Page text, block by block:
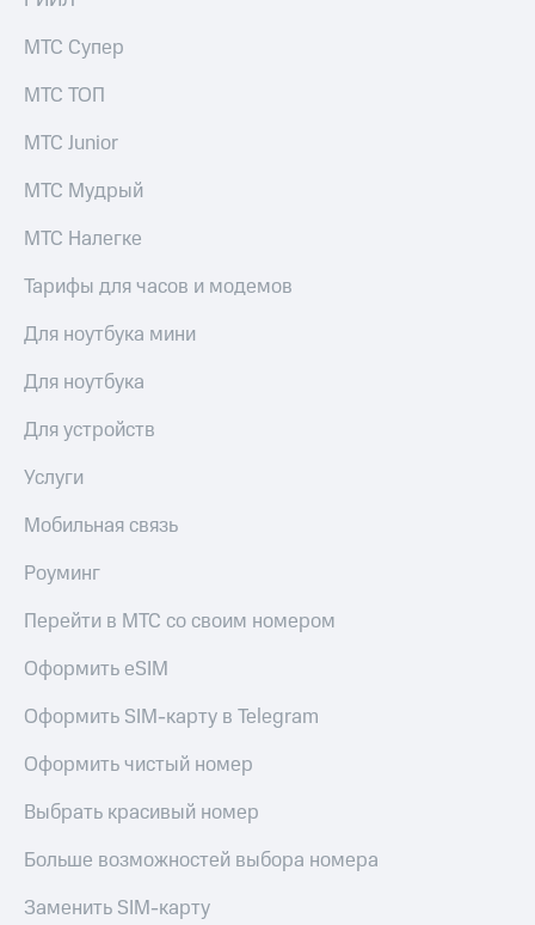
МТС Супер
МТС ТОП
МТС Junior
МТС Мудрый
МТС Налегке
Тарифы для часов и модемов
Для ноутбука мини
Для ноутбука
Для устройств
Услуги
Мобильная связь
Роуминг
Перейти в МТС со своим номером
Оформить eSIM
Оформить SIM-карту в Telegram
Оформить чистый номер
Выбрать красивый номер
Больше возможностей выбора номера
Заменить SIM-карту